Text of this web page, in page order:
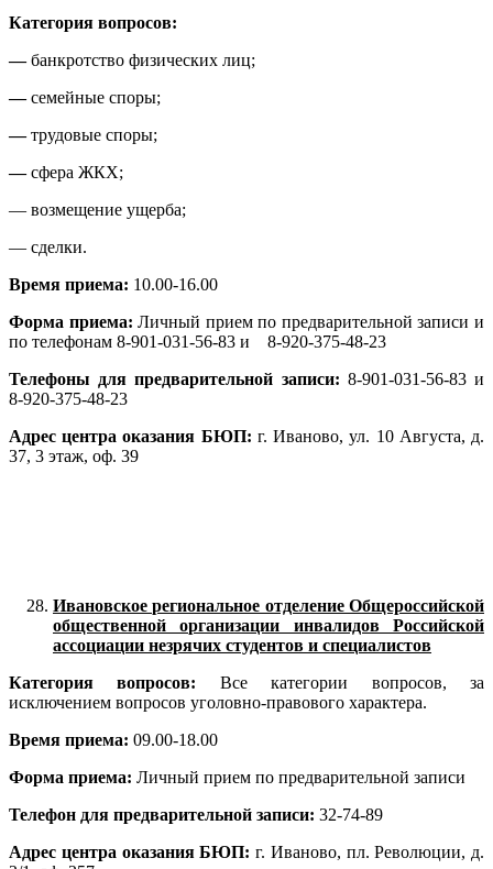
Категория вопросов:
—банкротство физических лиц;
—семейные споры;
—трудовые споры;
—сфера ЖКХ;
— возмещение ущерба;
— сделки.
Время приема: 10.00-16.00
Форма приема:Личный прием по предварительной записи и
по телефонам 8-901-031-56-83 и 8-920-375-48-23
Телефоны для предварительной записи: 8-901-031-56-83 и
8-920-375-48-23
Адрес центра оказания БЮП: г. Иваново, ул. 10 Августа, д.
37, 3 этаж, оф. 39
Ивановское региональное отделение Общероссийской
общественной организации инвалидов Российской
ассоциации незрячих студентов и специалистов
Категория вопросов: Все категории вопросов, за
исключением вопросов уголовно-правового характера.
Время приема: 09.00-18.00
Форма приема: Личный прием по предварительной записи
Телефон для предварительной записи: 32-74-89
Адрес центра оказания БЮП: г. Иваново, пл. Революции, д.